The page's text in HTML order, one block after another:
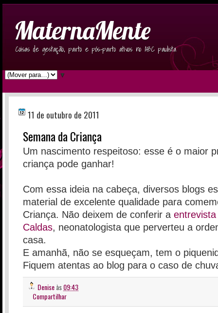
MaternaMente
Coisas de gestação, parto e pós-parto ativos no ABC paulista
▼
11 de outubro de 2011
Semana da Criança
Um nascimento respeitoso: esse é o maior
criança pode ganhar!
Com essa ideia na cabeça, diversos blogs
material de excelente qualidade para
Criança. Não deixem de conferir a
Caldas, neonatologista que perverteu a
casa.
E amanhã, não se esqueçam, tem o
Fiquem atentas ao blog para o caso de
Deniseàs09:43
Compartilhar